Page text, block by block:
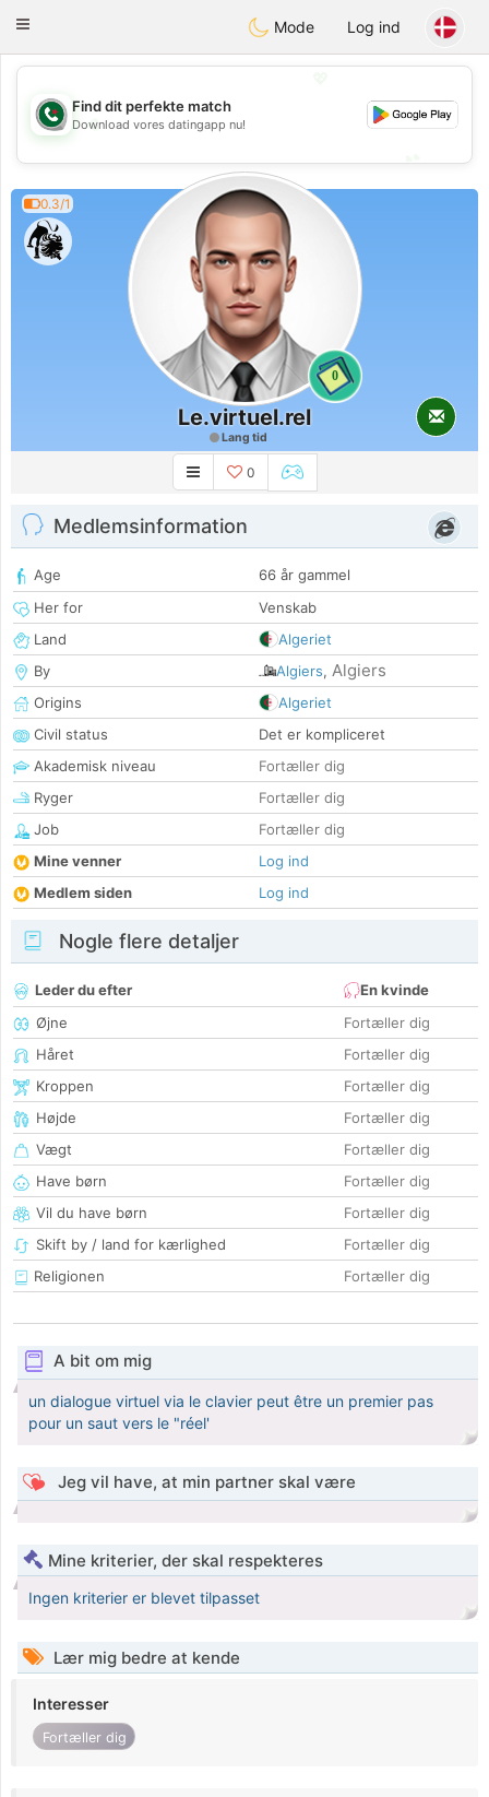
Weshrak
Toggle
Mode Log ind
💖
💕
Find dit perfekte match
Download vores datingapp nu!
0.3/1
0
Le.virtuel.rel
Lang tid
0
Medlemsinformation
Age
66 år gammel
Her for
Venskab
Land
Algeriet
By
Algiers, Algiers
Origins
Algeriet
Civil status
Det er kompliceret
Akademisk niveau
Fortæller dig
Ryger
Fortæller dig
Job
Fortæller dig
Mine venner
Log ind
Medlem siden
Log ind
Nogle flere detaljer
Leder du efter
En kvinde
Øjne
Fortæller dig
Håret
Fortæller dig
Kroppen
Fortæller dig
Højde
Fortæller dig
Vægt
Fortæller dig
Have børn
Fortæller dig
Vil du have børn
Fortæller dig
Skift by / land for kærlighed
Fortæller dig
Religionen
Fortæller dig
A bit om mig
un dialogue virtuel via le clavier peut être un premier pas
pour un saut vers le "réel'
Jeg vil have, at min partner skal være
Mine kriterier, der skal respekteres
Ingen kriterier er blevet tilpasset
Lær mig bedre at kende
Interesser
Fortæller dig